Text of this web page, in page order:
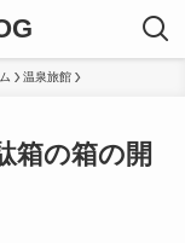
温泉旅館
箱の箱の開